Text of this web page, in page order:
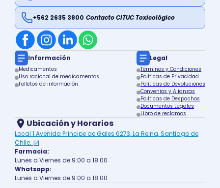
+562 2635 3800 Contacto CITUC Toxicológico
Información
Medicamentos
Uso racional de medicamentos
Folletos de información
Legal
Términos y Condiciones
Políticas de Privacidad
Políticas de Devoluciones
Convenios y Alianzas
Políticas de Despachos
Documentos Legales
Libro de reclamos
Ubicación y Horarios
Local 1 Avenida Príncipe de Gales 6273, La Reina, Santiago de
Chile.
Farmacia:
Lunes a Viernes de 9:00 a 18:00
Whatsapp:
Lunes a Viernes de 9:00 a 18:00